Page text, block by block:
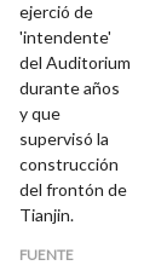
ejerció de
'intendente'
del Auditorium
durante años
y que
supervisó la
construcción
del frontón de
Tianjin.
FUENTE